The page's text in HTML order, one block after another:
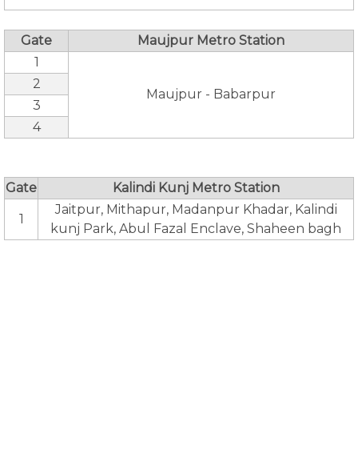
Gate
Maujpur Metro Station
1
Maujpur - Babarpur
2
3
4
Gate Kalindi Kunj Metro Station
1
Jaitpur, Mithapur, Madanpur Khadar, Kalindi
kunj Park, Abul Fazal Enclave, Shaheen bagh